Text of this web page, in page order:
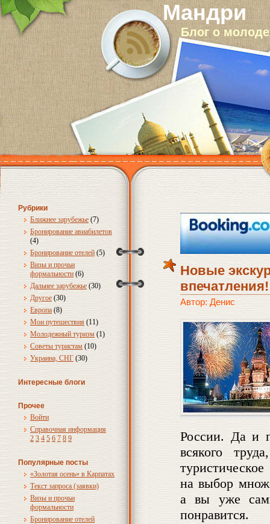
Мандри
Блог о
Рубрики
Ближнее зарубежье (7)
Бронирование авиабилетов
(4)
Бронирование отелей (5)
Визы и прочьи
формальности (6)
Дальнее зарубежье (30)
Другое (30)
Европа (8)
Мои путешествия (11)
Молодежный туризм (1)
Советы туристам (10)
Украина, СНГ (30)
Интересные блоги
Прочее
Войти
Справочная информация
2 3 4 5 6 7 8 9
Популярные посты
«Золотая осень» в Карпатах
Текст запроса (заявки)
Визы и прочьи
формальности
Бронирование отелей
Новые
впечатления!
Автор: Денис
России. Да и
всякого
на выбор
а вы уже
понравится.